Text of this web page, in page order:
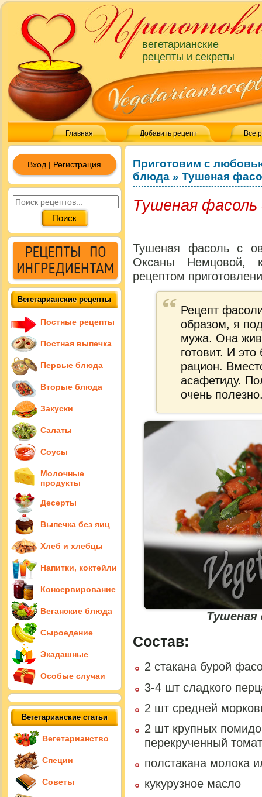
вегетарианские
рецепты и секреты
Главная Добавить рецепт Все
Приготовим с
блюда » Тушеная
Тушеная
Тушеная фасоль с
Оксаны Немцовой,
рецептом
Рецепт
образом, я
мужа. Она
готовит. И
рацион.
асафетиду.
очень
Тушеная
Состав:
2 стакана бурой
3-4 шт сладкого
2 шт средней
2 шт крупных
перекрученный
полстакана молока
кукурузное масло
Вход | Регистрация
Вегетарианские рецепты
Постные рецепты
Постная выпечка
Первые блюда
Вторые блюда
Закуски
Салаты
Соусы
Молочные
продукты
Десерты
Выпечка без яиц
Хлеб и хлебцы
Напитки, коктейли
Консервирование
Веганские блюда
Сыроедение
Экадашные
Особые случаи
Вегетарианские статьи
Вегетарианство
Специи
Советы